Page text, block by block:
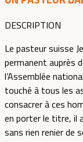
DESCRIPTION
Le pasteur suisse
permanent auprès
l’Assemblée
touché à tous les
consacrer à ces
en porter le titre, il
sans rien renier de